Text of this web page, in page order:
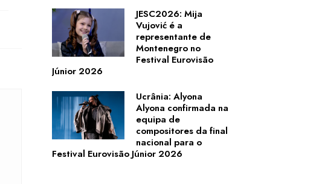
JESC2026: Mija
Vujović é a
representante de
Montenegro no
Festival Eurovisão
Júnior 2026
Ucrânia: Alyona
Alyona confirmada na
equipa de
compositores da final
nacional para o
Festival Eurovisão Júnior 2026